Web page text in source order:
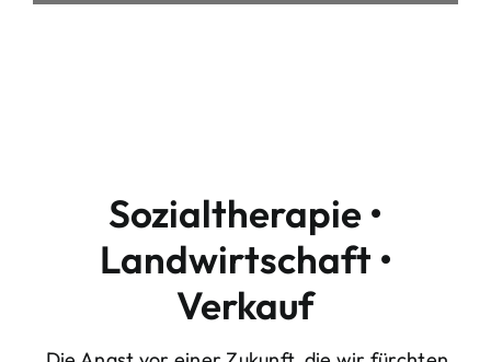
Sozialtherapie •
Landwirtschaft •
Verkauf